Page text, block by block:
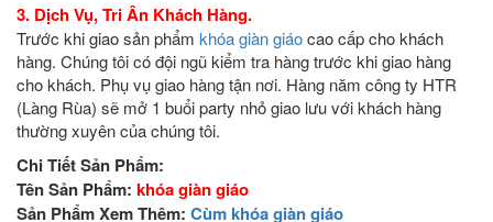
3. Dịch Vụ, Tri Ân Khách Hàng.
Trước khi giao sản phẩm khóa giàn giáocao cấp cho khách
hàng. Chúng tôi có đội ngũ kiểm tra hàng trước khi giao hàng
cho khách. Phụ vụ giao hàng tận nơi. Hàng năm công ty HTR
(Làng Rùa) sẽ mở 1 buổi party nhỏ giao lưu với khách hàng
thường xuyên của chúng tôi.
Chi Tiết Sản Phẩm:
Tên Sản Phẩm: khóa giàn giáo
Sản Phẩm Xem Thêm: Cùm khóa giàn giáo